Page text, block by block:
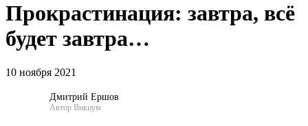
Прокрастинация: завтра, всё
будет завтра…
10 ноября 2021
Дмитрий Ершов
Автор Викиум